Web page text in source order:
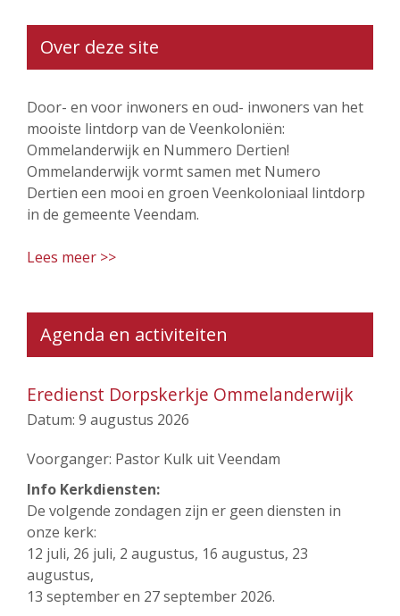
Over deze site
Door- en voor inwoners en oud- inwoners van het
mooiste lintdorp van de Veenkoloniën:
Ommelanderwijk en Nummero Dertien!
Ommelanderwijk vormt samen met Numero
Dertien een mooi en groen Veenkoloniaal lintdorp
in de gemeente Veendam.
Lees meer >>
Agenda en activiteiten
Eredienst Dorpskerkje Ommelanderwijk
Datum: 9 augustus 2026
Voorganger: Pastor Kulk uit Veendam
Info Kerkdiensten:
De volgende zondagen zijn er geen diensten in
onze kerk:
12 juli, 26 juli, 2 augustus, 16 augustus, 23
augustus,
13 september en 27 september 2026.